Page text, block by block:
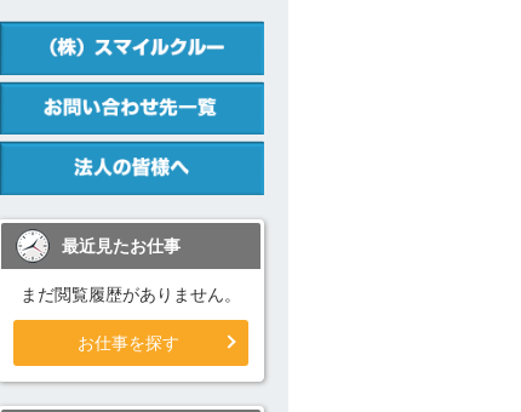
最近見たお仕事
まだ閲覧履歴がありません。
お仕事を探す